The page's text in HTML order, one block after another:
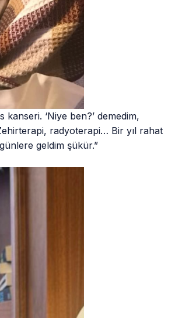
kanseri. ‘Niye ben?’ demedim,
radyoterapi… Bir yıl rahat
geldim şükür.”